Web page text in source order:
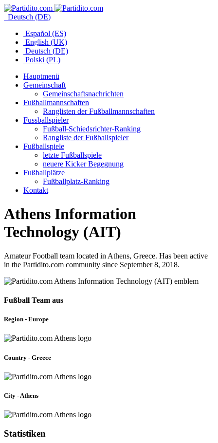
Deutsch (DE)
Español (ES)
English (UK)
Deutsch (DE)
Polski (PL)
Hauptmenü
Gemeinschaft
Gemeinschaftsnachrichten
Fußballmannschaften
Ranglisten der Fußballmannschaften
Fussballspieler
Fußball-Schiedsrichter-Ranking
Rangliste der Fußballspieler
Fußballspiele
letzte Fußballspiele
neuere Kicker Begegnung
Fußballplätze
Fußballplatz-Ranking
Kontakt
Athens Information
Technology (AIT)
Amateur Football team located in Athens, Greece. Has been active
in the Partidito.com community since September 8, 2018.
Fußball Team aus
Region - Europe
Country - Greece
City - Athens
Statistiken